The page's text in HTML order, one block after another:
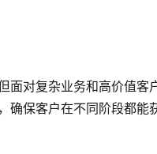
面对复杂业务和高价值客
确保客户在不同阶段都能